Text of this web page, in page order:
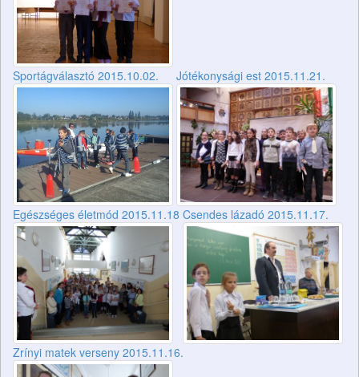
Sportágválasztó 2015.10.02. Jótékonysági est 2015.11.21.
Egészséges életmód 2015.11.18 Csendes lázadó 2015.11.17.
Zrínyi matek verseny 2015.11.16.